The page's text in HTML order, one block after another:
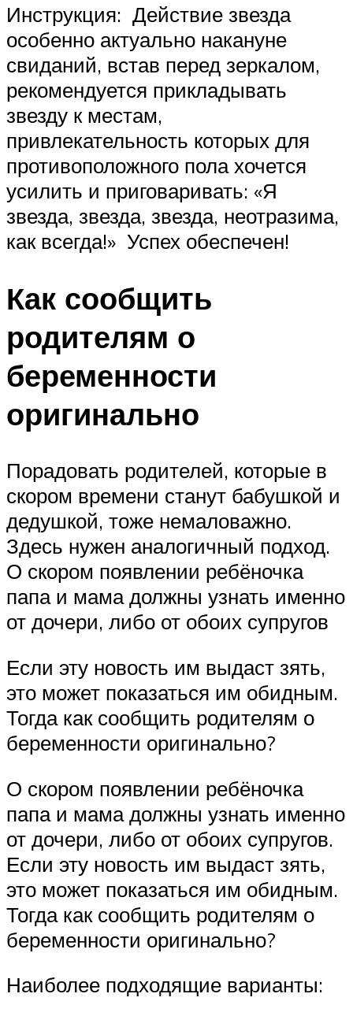
Инструкция: Действие звезда
особенно актуально накануне
свиданий, встав перед зеркалом,
рекомендуется прикладывать
звезду к местам,
привлекательность которых для
противоположного пола хочется
усилить и приговаривать: «Я
звезда, звезда, звезда, неотразима,
как всегда!» Успех обеспечен!
Как сообщить
родителям о
беременности
оригинально
Порадовать родителей, которые в
скором времени станут бабушкой и
дедушкой, тоже немаловажно.
Здесь нужен аналогичный подход.
О скором появлении ребёночка
папа и мама должны узнать именно
от дочери, либо от обоих супругов
Если эту новость им выдаст зять,
это может показаться им обидным.
Тогда как сообщить родителям о
беременности оригинально?
О скором появлении ребёночка
папа и мама должны узнать именно
от дочери, либо от обоих супругов.
Если эту новость им выдаст зять,
это может показаться им обидным.
Тогда как сообщить родителям о
беременности оригинально?
Наиболее подходящие варианты: